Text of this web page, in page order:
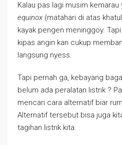
Kalau pas lagi musim
equinox (matahari di atas
kayak pengen meninggoy.
kipas angin kan cukup
langsung nyess.
Tapi pernah ga, kebayang
belum ada peralatan listrik ?
mencari cara alternatif biar
Alternatif tersebut bisa juga
tagihan listrik kita.